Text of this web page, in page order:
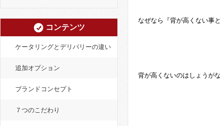
なぜなら『背が高くない事
背が高くないのはしょうが
コンテンツ
ケータリングとデリバリーの違い
追加オプション
ブランドコンセプト
７つのこだわり